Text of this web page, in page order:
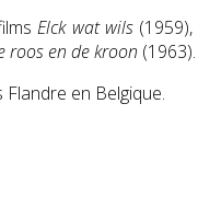
Elck wat wils (1959),
roos en de kroon (1963).
en Belgique.